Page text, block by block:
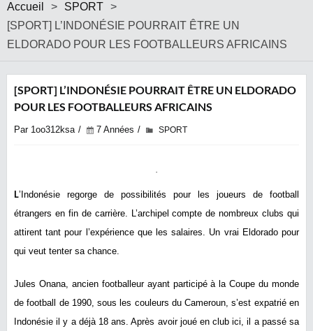
Accueil > SPORT >
[SPORT] L’INDONÉSIE POURRAIT ÊTRE UN
ELDORADO POUR LES FOOTBALLEURS AFRICAINS
[SPORT] L’INDONÉSIE POURRAIT ÊTRE UN ELDORADO
POUR LES FOOTBALLEURS AFRICAINS
Par 1oo312ksa 7 Années SPORT
L’Indonésie regorge de possibilités pour les joueurs de football
étrangers en fin de carrière. L’archipel compte de nombreux clubs qui
attirent tant pour l’expérience que les salaires. Un vrai Eldorado pour
qui veut tenter sa chance.
Jules Onana, ancien footballeur ayant participé à la Coupe du monde
de football de 1990, sous les couleurs du Cameroun, s’est expatrié en
Indonésie il y a déjà 18 ans. Après avoir joué en club ici, il a passé sa